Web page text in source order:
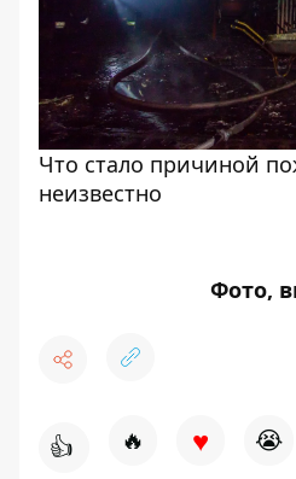
Что стало причиной
неизвестно
Фото,
👍 🔥 ♥ 😭